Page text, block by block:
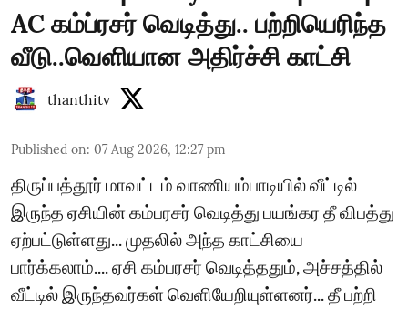
AC கம்ப்ரசர் வெடித்து.. பற்றியெரிந்த
வீடு..வெளியான அதிர்ச்சி காட்சி
thanthitv
Published on: 07 Aug 2026, 12:27 pm
திருப்பத்தூர் மாவட்டம் வாணியம்பாடியில் வீட்டில்
இருந்த ஏசியின் கம்பரசர் வெடித்து பயங்கர தீ விபத்து
ஏற்பட்டுள்ளது... முதலில் அந்த காட்சியை
பார்க்கலாம்.... ஏசி கம்பரசர் வெடித்ததும், அச்சத்தில்
வீட்டில் இருந்தவர்கள் வெளியேறியுள்ளனர்... தீ பற்றி